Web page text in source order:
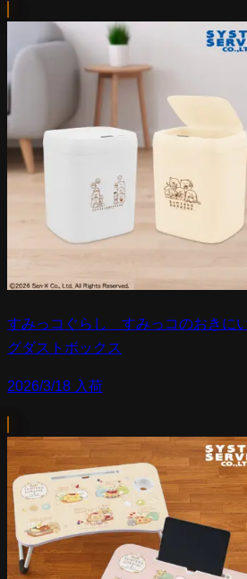
すみっコぐらし すみっコのおきに
グダストボックス
2026/3/18 入荷